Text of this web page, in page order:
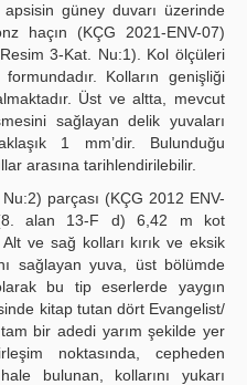
güney duvarı üzerinde
haçın (KÇG 2021-ENV-07)
3-Kat. Nu:1). Kol ölçüleri
Kolların genişliği
Üst ve altta, mevcut
sağlayan delik yuvaları
1 mm’dir. Bulunduğu
arasına tarihlendirilebilir.
parçası (KÇG 2012 ENV-
(8. alan 13-F d) 6,42 m kot
Alt ve sağ kolları kırık ve eksik
sağlayan yuva, üst bölümde
bu tip eserlerde yaygın
kitap tutan dört Evangelist/
bir adedi yarım şekilde yer
noktasında, cepheden
bulunan, kollarını yukarı